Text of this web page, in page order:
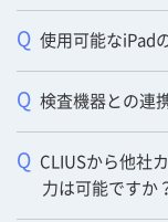
Q 使用可能なiPad
Q 検査機器との連
Q CLIUSから他社
力は可能ですか